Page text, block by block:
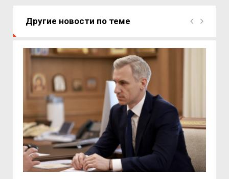
Другие новости по теме